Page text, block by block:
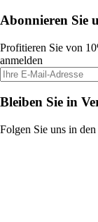
Abonnieren Sie
Profitieren Sie von
anmelden
Bleiben Sie in
Folgen Sie uns in